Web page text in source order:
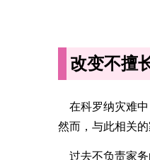
改变不擅
在科罗纳灾难中
然而，与此相关
过去不负责家务